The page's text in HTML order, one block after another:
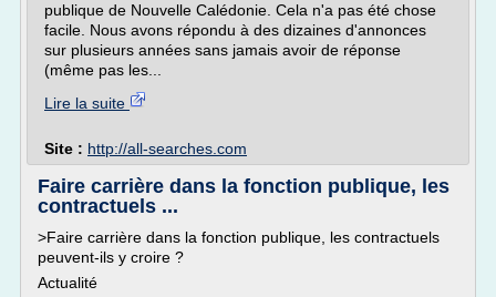
publique de Nouvelle Calédonie. Cela n'a pas été chose
facile. Nous avons répondu à des dizaines d'annonces
sur plusieurs années sans jamais avoir de réponse
(même pas les...
Lire la suite
Site : http://all-searches.com
Faire carrière dans la fonction publique, les
contractuels ...
>Faire carrière dans la fonction publique, les contractuels
peuvent-ils y croire ?
Actualité